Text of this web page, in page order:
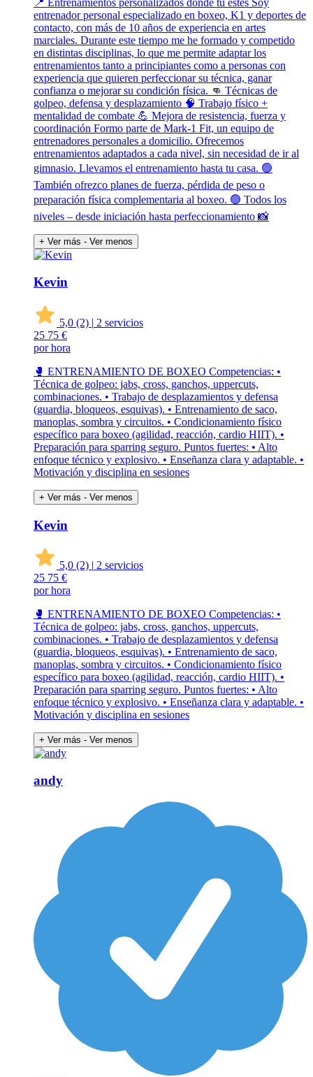
📍 Entrenamientos personalizados donde tú estés Soy
entrenador personal especializado en boxeo, K1 y deportes de
contacto, con más de 10 años de experiencia en artes
marciales. Durante este tiempo me he formado y competido
en distintas disciplinas, lo que me permite adaptar los
entrenamientos tanto a principiantes como a personas con
experiencia que quieren perfeccionar su técnica, ganar
confianza o mejorar su condición física. 👊 Técnicas de
golpeo, defensa y desplazamiento 🧠 Trabajo físico +
mentalidad de combate 💪 Mejora de resistencia, fuerza y
coordinación Formo parte de Mark-1 Fit, un equipo de
entrenadores personales a domicilio. Ofrecemos
entrenamientos adaptados a cada nivel, sin necesidad de ir al
gimnasio. Llevamos el entrenamiento hasta tu casa. 🟢
También ofrezco planes de fuerza, pérdida de peso o
preparación física complementaria al boxeo. 🟢 Todos los
niveles – desde iniciación hasta perfeccionamiento 📸
+ Ver más - Ver menos
Kevin
5,0 (2) | 2 servicios
25 75 €
por hora
🥊 ENTRENAMIENTO DE BOXEO Competencias: •
Técnica de golpeo: jabs, cross, ganchos, uppercuts,
combinaciones. • Trabajo de desplazamientos y defensa
(guardia, bloqueos, esquivas). • Entrenamiento de saco,
manoplas, sombra y circuitos. • Condicionamiento físico
específico para boxeo (agilidad, reacción, cardio HIIT). •
Preparación para sparring seguro. Puntos fuertes: • Alto
enfoque técnico y explosivo. • Enseñanza clara y adaptable. •
Motivación y disciplina en sesiones
+ Ver más - Ver menos
Kevin
5,0 (2) | 2 servicios
25 75 €
por hora
🥊 ENTRENAMIENTO DE BOXEO Competencias: •
Técnica de golpeo: jabs, cross, ganchos, uppercuts,
combinaciones. • Trabajo de desplazamientos y defensa
(guardia, bloqueos, esquivas). • Entrenamiento de saco,
manoplas, sombra y circuitos. • Condicionamiento físico
específico para boxeo (agilidad, reacción, cardio HIIT). •
Preparación para sparring seguro. Puntos fuertes: • Alto
enfoque técnico y explosivo. • Enseñanza clara y adaptable. •
Motivación y disciplina en sesiones
+ Ver más - Ver menos
andy